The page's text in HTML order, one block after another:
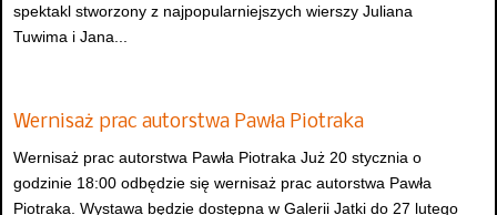
spektakl stworzony z najpopularniejszych wierszy Juliana
Tuwima i Jana...
Wernisaż prac autorstwa Pawła Piotraka
Wernisaż prac autorstwa Pawła Piotraka Już 20 stycznia o
godzinie 18:00 odbędzie się wernisaż prac autorstwa Pawła
Piotraka. Wystawa będzie dostępna w Galerii Jatki do 27 lutego